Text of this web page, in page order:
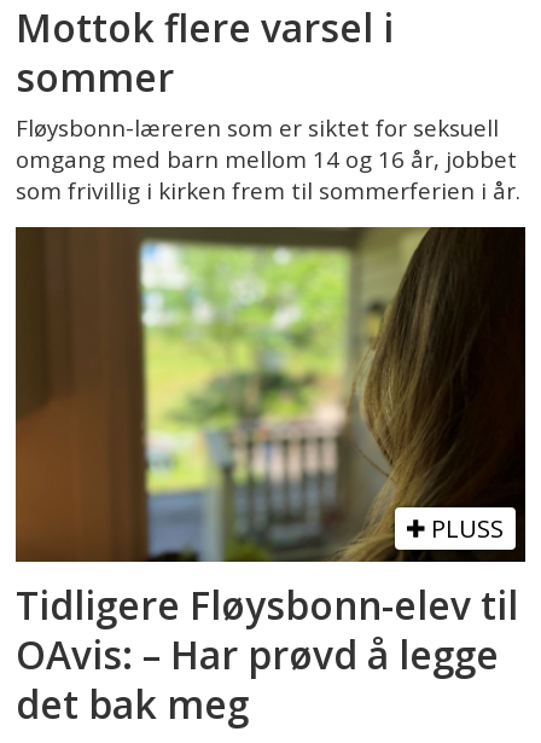
Mottok flere varsel i
sommer
Fløysbonn-læreren som er siktet for seksuell
omgang med barn mellom 14 og 16 år, jobbet
som frivillig i kirken frem til sommerferien i år.
PLUSS
Tidligere Fløysbonn-elev til
OAvis: – Har prøvd å legge
det bak meg